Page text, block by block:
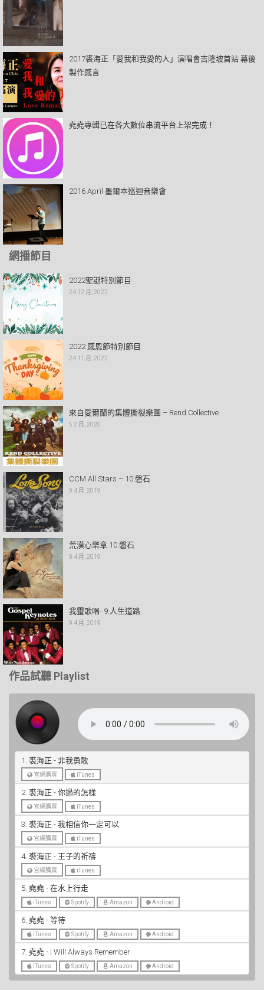
2017裘海正「愛我和我愛的人」演唱會吉隆坡首站 幕後
製作感言
堯堯專輯已在各大數位串流平台上架完成！
2016 April 墨爾本巡迴音樂會
網播節目
2022聖誕特別節目
24 12 月, 2022
2022 感恩節特別節目
24 11 月, 2022
來自愛爾蘭的集體撕裂樂團 – Rend Collective
5 2 月, 2020
CCM All Stars – 10.磐石
9 4 月, 2019
荒漠心樂章 10.磐石
9 4 月, 2019
我靈歌唱- 9.人生道路
9 4 月, 2019
作品試聽 Playlist
1. 裘海正 - 非我勇敢
官網購買 iTunes
2. 裘海正 - 你過的怎樣
官網購買 iTunes
3. 裘海正 - 我相信你一定可以
官網購買 iTunes
4. 裘海正 - 王子的祈禱
官網購買 iTunes
5. 堯堯 - 在水上行走
iTunes Spotify Amazon Android
6. 堯堯 - 等待
iTunes Spotify Amazon Android
7. 堯堯 - I Will Always Remember
iTunes Spotify Amazon Android